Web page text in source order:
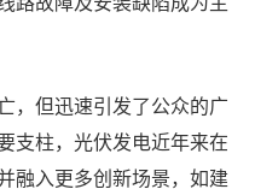
，但迅速引发了公众的广
支柱，光伏发电近年来在
融入更多创新场景，如建